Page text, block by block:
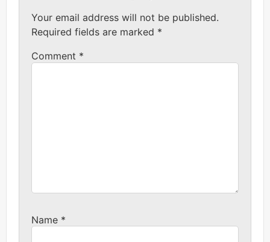
Your email address will not be published.
Required fields are marked *
Comment *
Name *